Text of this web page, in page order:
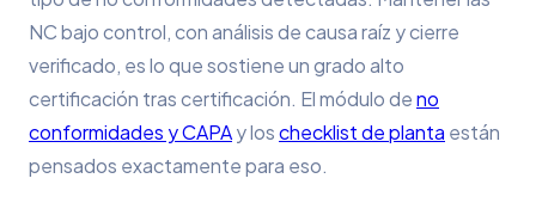
NC bajo control, con análisis de causa raíz y cierre
verificado, es lo que sostiene un grado alto
certificación tras certificación. El módulo deno
conformidades y CAPAy loschecklist de planta están
pensados exactamente para eso.